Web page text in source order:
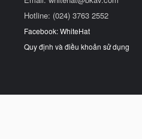
Hotline: (024) 3763 2552
Facebook: WhiteHat
Quy định và điều khoản sử dụng